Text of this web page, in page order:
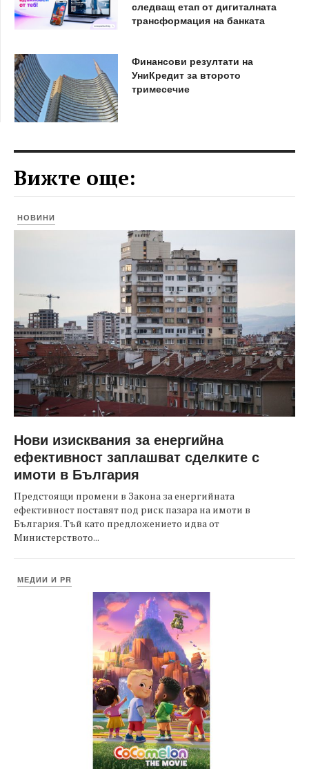
следващ етап от дигиталната
трансформация на банката
Финансови резултати на
УниКредит за второто
тримесечие
Вижте още:
НОВИНИ
Нови изисквания за енергийна
ефективност заплашват сделките с
имоти в България
Предстоящи промени в Закона за енергийната
ефективност поставят под риск пазара на имоти в
България. Тъй като предложението идва от
Министерството...
МЕДИИ И PR